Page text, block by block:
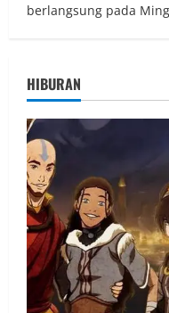
berlangsung pada
HIBURAN